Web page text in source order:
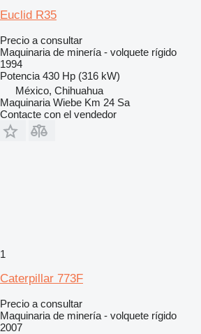
Euclid R35
Precio a consultar
Maquinaria de minería - volquete rígido
1994
Potencia 430 Hp (316 kW)
México, Chihuahua
Maquinaria Wiebe Km 24 Sa
Contacte con el vendedor
1
Caterpillar 773F
Precio a consultar
Maquinaria de minería - volquete rígido
2007